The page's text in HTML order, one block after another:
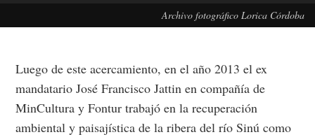
Archivo fotográfico Lorica Córdoba
Luego de este acercamiento, en el año 2013 el ex
mandatario José Francisco Jattin en compañía de
MinCultura y Fontur trabajó en la recuperación
ambiental y paisajística de la ribera del río Sinú como